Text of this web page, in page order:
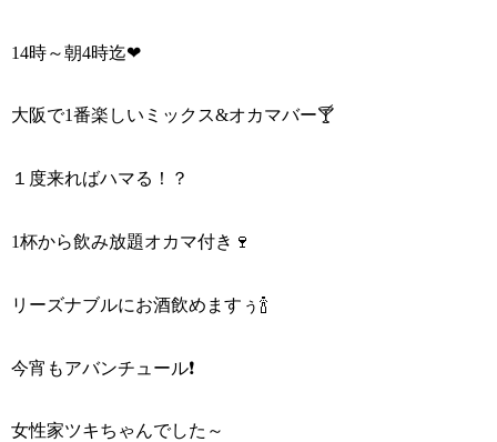
14時～朝4時迄❤
大阪で1番楽しいミックス&オカマバー🍸
１度来ればハマる！？
1杯から飲み放題オカマ付き🍷
リーズナブルにお酒飲めますぅ🍾
今宵もアバンチュール❗
女性家ツキちゃんでした～